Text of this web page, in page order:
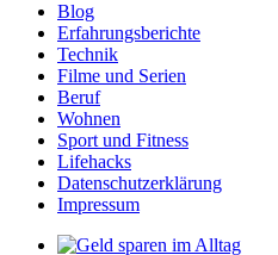
Blog
Erfahrungsberichte
Technik
Filme und Serien
Beruf
Wohnen
Sport und Fitness
Lifehacks
Datenschutzerklärung
Impressum